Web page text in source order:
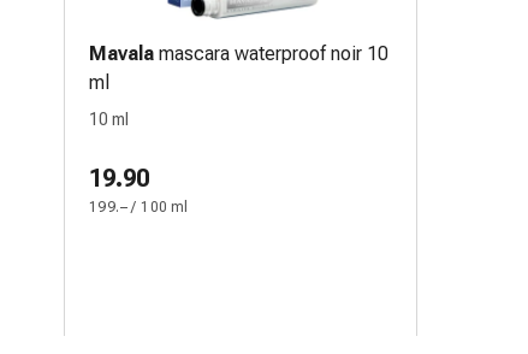
Mavala mascara waterproof noir 10
ml
10 ml
19.90
199.– / 100 ml